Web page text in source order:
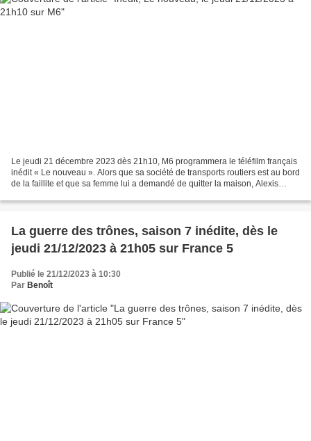
Le jeudi 21 décembre 2023 dès 21h10, M6 programmera le téléfilm français
inédit « Le nouveau ». Alors que sa société de transports routiers est au bord
de la faillite et que sa femme lui a demandé de quitter la maison, Alexis
La guerre des trônes, saison 7 inédite, dès le
jeudi 21/12/2023 à 21h05 sur France 5
Publié le 21/12/2023 à 10:30
Par Benoît